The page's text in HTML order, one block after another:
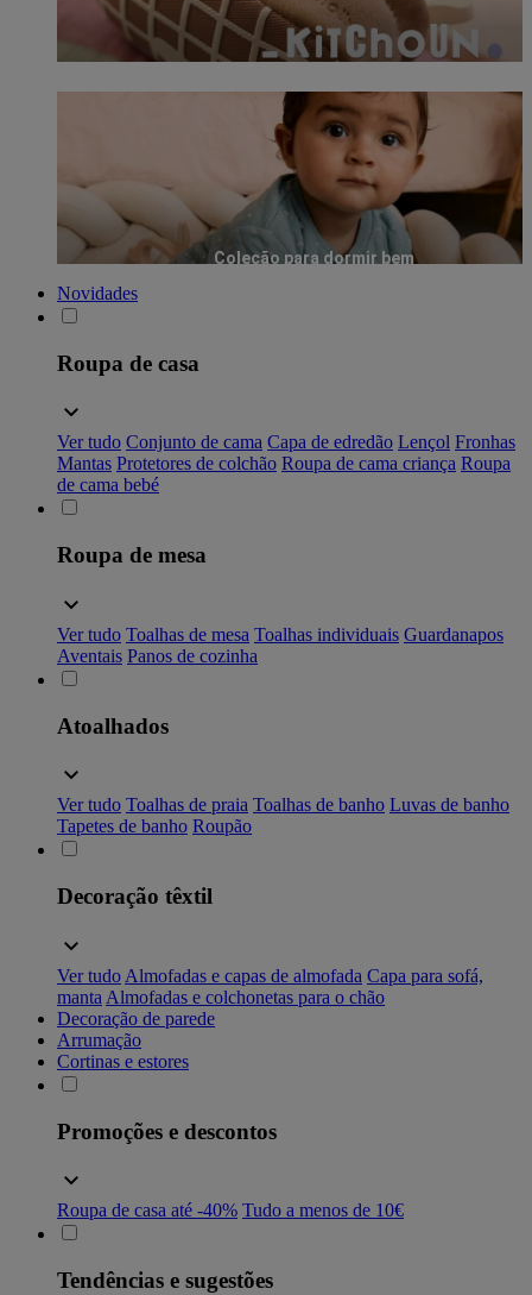
Coleção para dormir bem
Novidades
Roupa de casa
Ver tudo Conjunto de cama Capa de edredão Lençol Fronhas
Mantas Protetores de colchão Roupa de cama criança Roupa
de cama bebé
Roupa de mesa
Ver tudo Toalhas de mesa Toalhas individuais Guardanapos
Aventais Panos de cozinha
Atoalhados
Ver tudo Toalhas de praia Toalhas de banho Luvas de banho
Tapetes de banho Roupão
Decoração têxtil
Ver tudo Almofadas e capas de almofada Capa para sofá,
manta Almofadas e colchonetas para o chão
Decoração de parede
Arrumação
Cortinas e estores
Promoções e descontos
Roupa de casa até -40% Tudo a menos de 10€
Tendências e sugestões